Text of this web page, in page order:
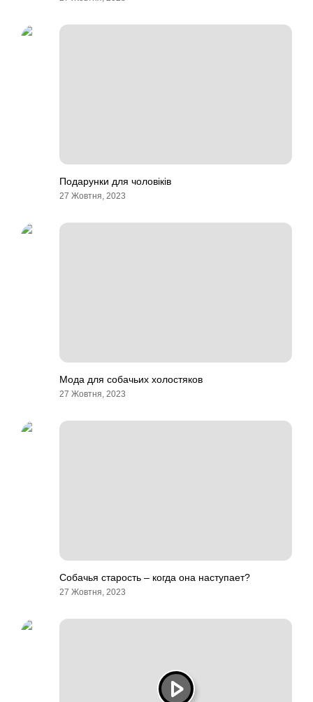
Подарунки для чоловіків
27 Жовтня, 2023
Мода для собачьих холостяков
27 Жовтня, 2023
Собачья старость – когда она наступает?
27 Жовтня, 2023